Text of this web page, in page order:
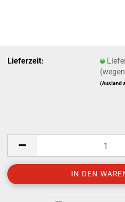
Lieferzeit:
(Ausland